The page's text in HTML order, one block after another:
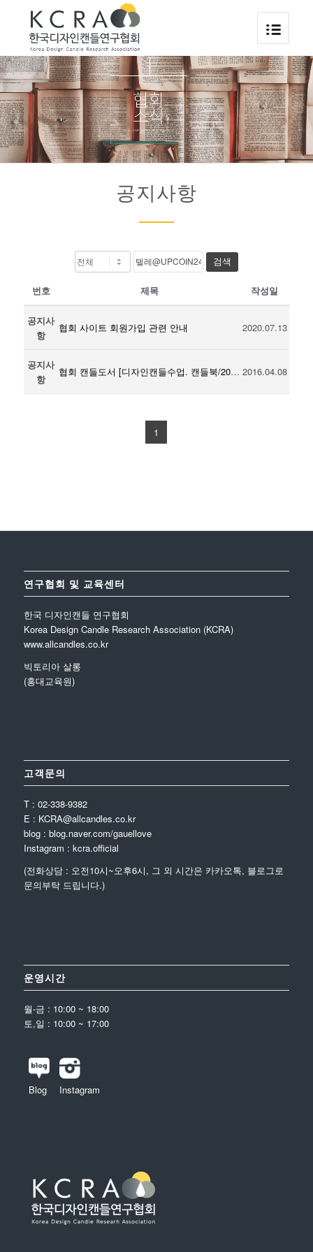
공지사항
검색
번호 제목 작성일
공지사
항
협회 사이트 회원가입 관련 안내 2020.07.13
공지사
항
협회 캔들도서 [디자인캔들수업. 캔들북/2015 청출판] 출간 2016.04.08
1
연구협회 및 교육센터
한국 디자인캔들 연구협회
Korea Design Candle Research Association (KCRA)
www.allcandles.co.kr
빅토리아 살롱
(홍대교육원)
고객문의
T : 02-338-9382
E : KCRA@allcandles.co.kr
blog : blog.naver.com/gauellove
Instagram : kcra.official
(전화상담 : 오전10시~오후6시, 그 외 시간은 카카오톡, 블로그로
문의부탁 드립니다.)
운영시간
월-금 : 10:00 ~ 18:00
토,일 : 10:00 ~ 17:00
Blog Instagram